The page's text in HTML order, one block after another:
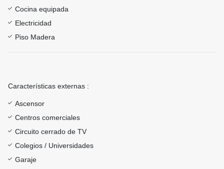
Cocina equipada
Electricidad
Piso Madera
Características externas :
Ascensor
Centros comerciales
Circuito cerrado de TV
Colegios / Universidades
Garaje